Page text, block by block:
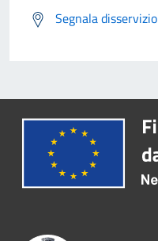
Segnala disservizio